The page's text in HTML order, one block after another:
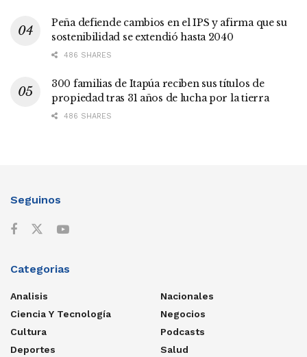
Peña defiende cambios en el IPS y afirma que su
sostenibilidad se extendió hasta 2040
486 SHARES
300 familias de Itapúa reciben sus títulos de
propiedad tras 31 años de lucha por la tierra
486 SHARES
Seguinos
Categorias
Analisis
Ciencia Y Tecnología
Cultura
Deportes
Nacionales
Negocios
Podcasts
Salud